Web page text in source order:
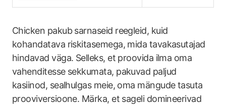
Chicken pakub sarnaseid reegleid, kuid
kohandatava riskitasemega, mida tavakasutajad
hindavad väga. Selleks, et proovida ilma oma
vahenditesse sekkumata, pakuvad paljud
kasiinod, sealhulgas meie, oma mängude tasuta
prooviversioone. Märka, et sageli domineerivad